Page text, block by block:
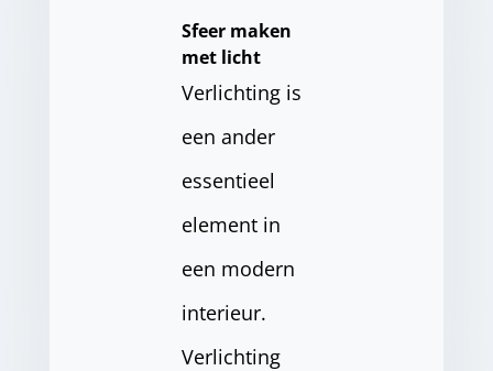
Sfeer maken
met licht
Verlichting is
een ander
essentieel
element in
een modern
interieur.
Verlichting